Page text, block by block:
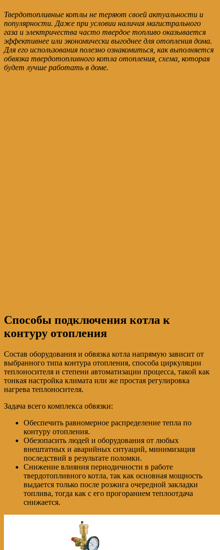
Твердотопливные котлы не теряют своей актуальности и
популярности. Даже при условии наличия магистрального
газа и электричества часто твердое топливо оказывается
эффективнее или экономически выгоднее для отопления дома.
Для его использования полезно ознакомиться, как выполняется
обвязка твердотопливного котла отопления, схема, которая
будет лучше работать в доме.
Способы подключения котла к
контуру отопления
Состав оборудования и обвязка котла напрямую зависит от
выбранного типа контура отопления, способа циркуляции
теплоносителя и степени автоматизации процесса, такой как
тонкая настройка климата или же простая регулировка
нагрева теплоносителя.
Задача всего комплекса обвязки:
Обеспечить равномерное распределение тепла по
контуру отопления.
Обезопасить людей и оборудования от любых
внештатных и аварийных ситуаций, минимизация
последствий в результате поломки.
Снижение влияния периодичности в работе
твердотопливного котла, так как основная мощность
выдается только после розжига очередной закладки
топлива, тогда как с его прогоранием теплоотдача
снижается.